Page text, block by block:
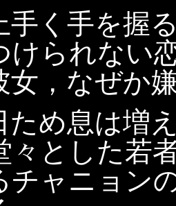
手く手を握
けられない
女，なぜか
ため息は増
々とした若
チャニョン